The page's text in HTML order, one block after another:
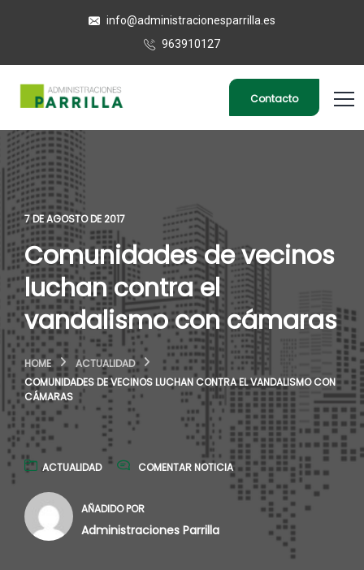
info@administracionesparrilla.es
963910127
Contacto
7 DE AGOSTO DE 2017
Comunidades de vecinos
luchan contra el
vandalismo con cámaras
HOME
ACTUALIDAD
COMUNIDADES DE VECINOS LUCHAN CONTRA EL VANDALISMO CON
CÁMARAS
ACTUALIDAD COMENTAR NOTICIA
AÑADIDO POR
Administraciones Parrilla